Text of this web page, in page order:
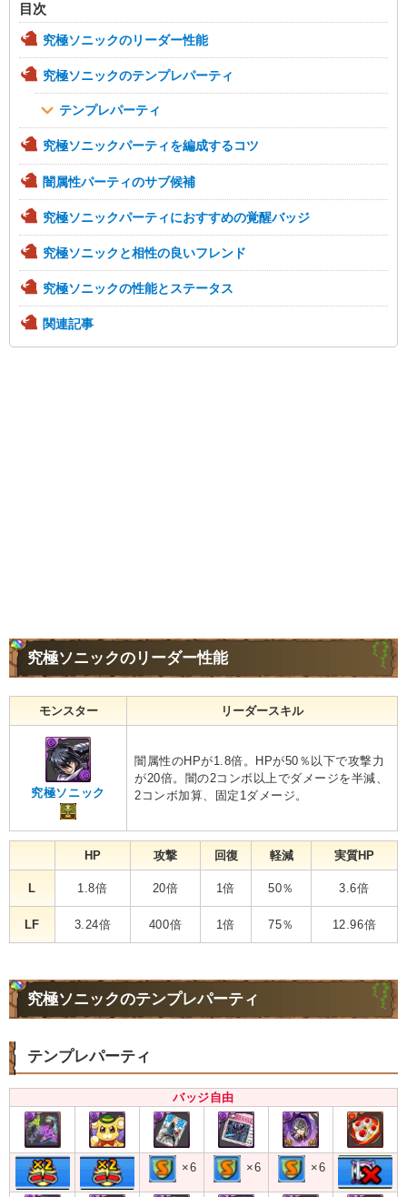
目次
究極ソニックのリーダー性能
究極ソニックのテンプレパーティ
テンプレパーティ
究極ソニックパーティを編成するコツ
闇属性パーティのサブ候補
究極ソニックパーティにおすすめの覚醒バッジ
究極ソニックと相性の良いフレンド
究極ソニックの性能とステータス
関連記事
究極ソニックのリーダー性能
モンスター リーダースキル
究極ソニック
闇属性のHPが1.8倍。HPが50％以下で攻撃力
が20倍。闇の2コンボ以上でダメージを半減、
2コンボ加算、固定1ダメージ。
HP 攻撃 回復 軽減 実質HP
L 1.8倍 20倍 1倍 50％ 3.6倍
LF 3.24倍 400倍 1倍 75％ 12.96倍
究極ソニックのテンプレパーティ
テンプレパーティ
バッジ自由
×6 ×6 ×6